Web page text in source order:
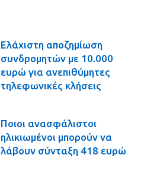
Ελάχιστη αποζημίωση
συνδρομητών με 10.000
ευρώ για ανεπιθύμητες
τηλεφωνικές κλήσεις
Ποιοι ανασφάλιστοι
ηλικιωμένοι μπορούν να
λάβουν σύνταξη 418 ευρώ